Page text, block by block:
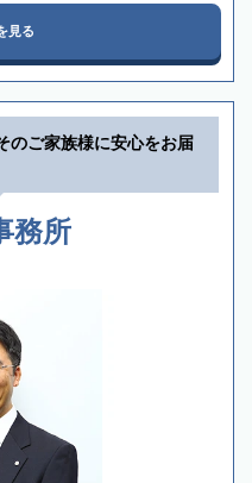
見る
のご家族様に安心をお届
務所